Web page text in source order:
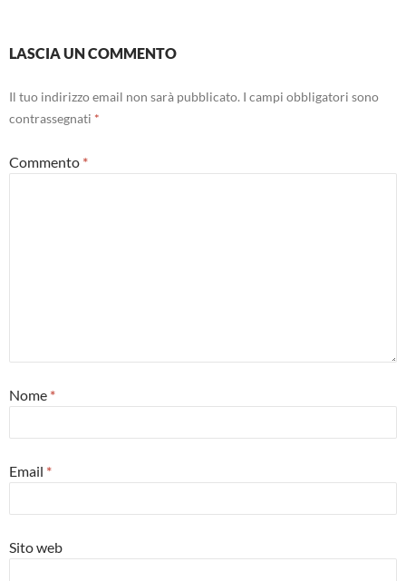
LASCIA UN COMMENTO
Il tuo indirizzo email non sarà pubblicato. I campi obbligatori sono
contrassegnati *
Commento *
Nome *
Email *
Sito web